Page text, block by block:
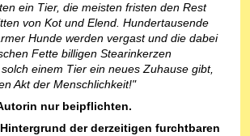
ein Tier, die meisten fristen den Rest
von Kot und Elend. Hundertausende
Hunde werden vergast und die dabei
Fette billigen Stearinkerzen
einem Tier ein neues Zuhause gibt,
Akt der Menschlichkeit!"
nur beipflichten.
der derzeitigen furchtbaren